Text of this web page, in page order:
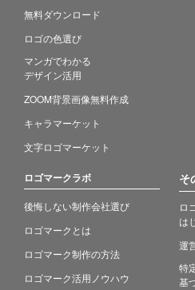
無料ダウンロード
ロゴの色選び
マンガでわかる
デザイン活用
ZOOM背景画像無料作成
キャラマーケット
文字ロゴマーケット
ロゴマークラボ
後悔しない制作会社選び
ロゴマークとは
ロゴマーク制作の方法
ロゴマーク活用ノウハウ
そ
ロ
は
運
特
基